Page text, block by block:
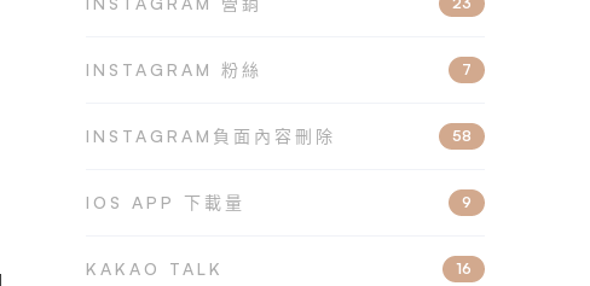
INSTAGRAM 粉絲 7
INSTAGRAM負面內容刪除 58
IOS APP 下載量 9
KAKAO TALK 16